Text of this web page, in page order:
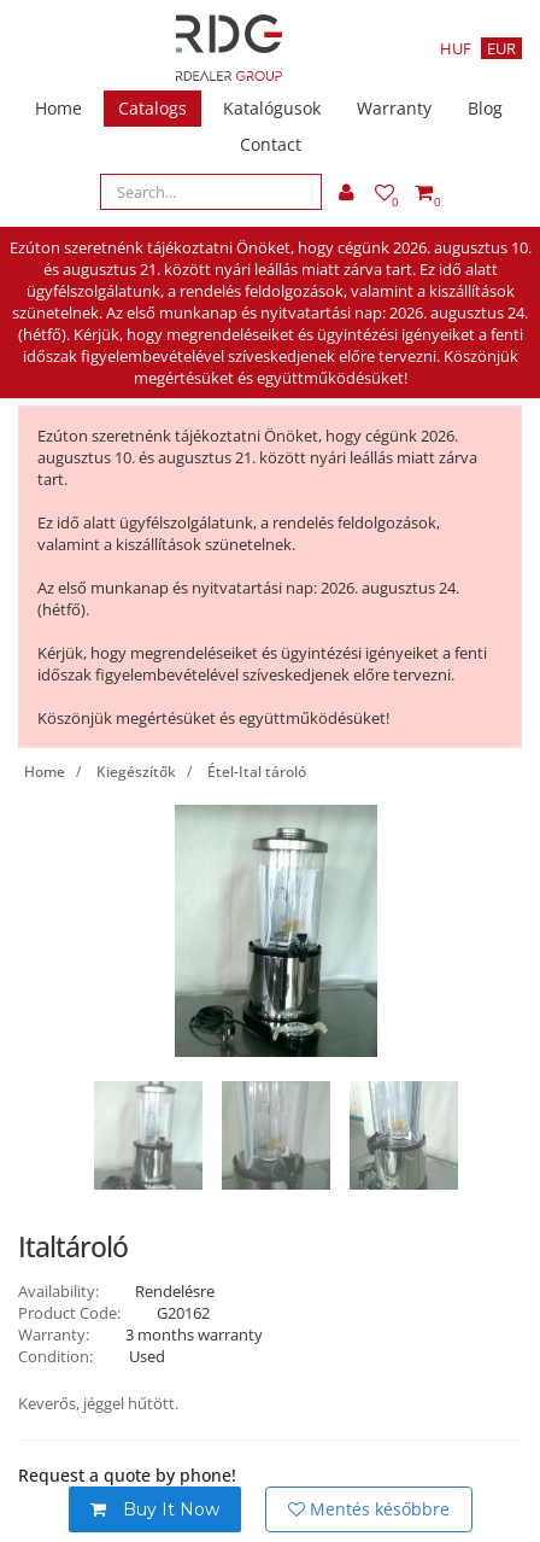
HUF EUR
Home Catalogs Katalógusok Warranty
Blog
Contact
0 0
Ezúton szeretnénk tájékoztatni Önöket, hogy cégünk 2026. augusztus 10.
és augusztus 21. között nyári leállás miatt zárva tart. Ez idő alatt
ügyfélszolgálatunk, a rendelés feldolgozások, valamint a kiszállítások
szünetelnek. Az első munkanap és nyitvatartási nap: 2026. augusztus 24.
(hétfő). Kérjük, hogy megrendeléseiket és ügyintézési igényeiket a fenti
időszak figyelembevételével szíveskedjenek előre tervezni. Köszönjük
megértésüket és együttműködésüket!
Ezúton szeretnénk tájékoztatni Önöket, hogy cégünk 2026.
augusztus 10. és augusztus 21. között nyári leállás miatt zárva
tart.
Ez idő alatt ügyfélszolgálatunk, a rendelés feldolgozások,
valamint a kiszállítások szünetelnek.
Az első munkanap és nyitvatartási nap: 2026. augusztus 24.
(hétfő).
Kérjük, hogy megrendeléseiket és ügyintézési igényeiket a fenti
időszak figyelembevételével szíveskedjenek előre tervezni.
Köszönjük megértésüket és együttműködésüket!
Home Kiegészítők Étel-Ital tároló
Italtároló
Availability:
Rendelésre
Product Code:
G20162
Warranty:
3 months warranty
Condition:
Used
Keverős, jéggel hűtött.
Request a quote by phone!
Buy It Now Mentés későbbre